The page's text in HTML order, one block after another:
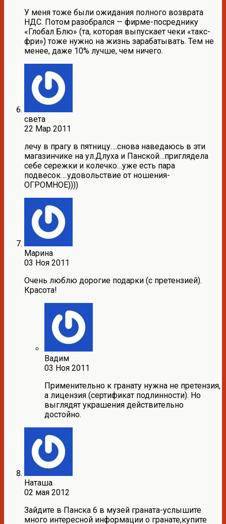
У меня тоже были ожидания полного возврата
НДС. Потом разобрался — фирме-посреднику
«Глобал Блю» (та, которая выпускает чеки «такс-
фри») тоже нужно на жизнь зарабатывать. Тем не
менее, даже 10% лучше, чем ничего.
света
22 Мар 2011
лечу в прагу в пятницу….снова наведаюсь в эти
магазинчике на ул.Длуха и Панской…приглядела
себе сережки и колечко…уже есть пара
подвесок….удовольствие от ношения-
ОГРОМНОЕ))))
Марина
03 Ноя 2011
Очень люблю дорогие подарки (с претензией).
Красота!
Вадим
03 Ноя 2011
Применительно к гранату нужна не претензия,
а лицензия (сертификат подлинности). Но
выглядят украшения действительно
достойно.
Наташа
02 мая 2012
Зайдите в Панска 6 в музей граната-услышите
много интересной информации о гранате,купите